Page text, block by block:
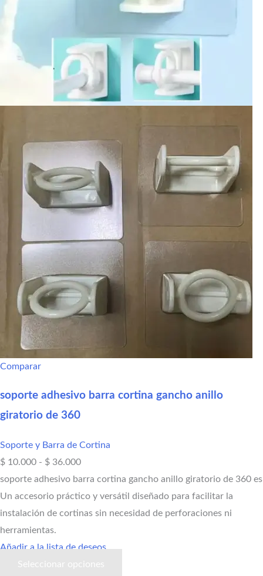
Comparar
soporte adhesivo barra cortina gancho anillo
giratorio de 360
Soporte y Barra de Cortina
$ 10.000 - $ 36.000
soporte adhesivo barra cortina gancho anillo giratorio de 360 es
Un accesorio práctico y versátil diseñado para facilitar la
instalación de cortinas sin necesidad de perforaciones ni
herramientas.
Añadir a la lista de deseos
Seleccionar opciones